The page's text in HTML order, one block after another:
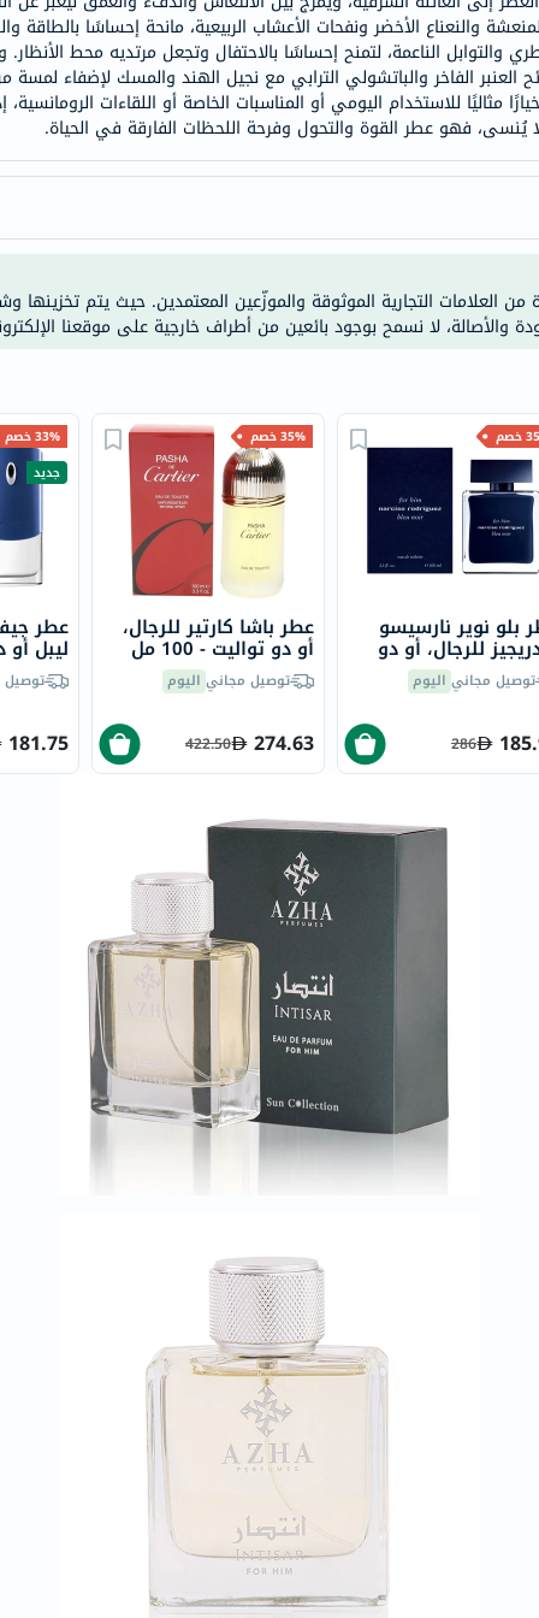
خسارة
الوزن
فحص
صحي
روتيني
باقة
الصحي
IV
اختبار
الحالة
الصحية
البشرة
والشعر
العظام
والمفاصل
المخ
والذاكرة
صحة
دعم
السكري
والمسالك
البولية
دعم
الكبد
صحة
البروستاتا
الفيتامينات
مالتي
فيتامين
ب
فيتامين
ج
فيتامين
د
فيتامين
المعادن
المغنيسيوم
الحديد
والنعناع الأخضر ونفحات الأعشاب الربيعية، مانحة إحساسًا
الناعمة، لتمنح إحساسًا بالاحتفال وتجعل مرتديه محط
الفاخر والباتشولي الترابي مع نجيل الهند والمسك لإضفاء لمسة
مثاليًا للاستخدام اليومي أو المناسبات الخاصة أو اللقاءات
فهو عطر القوة والتحول وفرحة اللحظات الفارقة في الحياة.
من العلامات التجارية الموثوقة والموزّعين المعتمدين. حيث يتم
والأصالة، لا نسمح بوجود بائعين من أطراف خارجية على موقعنا
33% خصم
جديد
عطر
ليبل أو
100 مل
181.75
35% خصم
عطر باشا كارتير للرجال،
أو دو تواليت - 100 مل
توصيل مجاني اليوم
274.63
422.50
بلو نوير نارسيسو
للرجال، أو دو
- 100 مل
توصيل مجاني اليوم
286